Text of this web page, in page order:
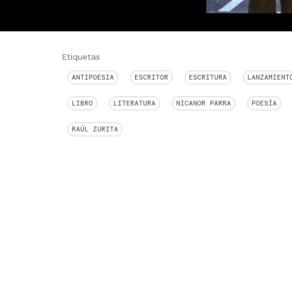
Etiquetas
ANTIPOESIA ESCRITOR ESCRITURA
LIBRO LITERATURA NICANOR PARRA POESÍA
RAÚL ZURITA